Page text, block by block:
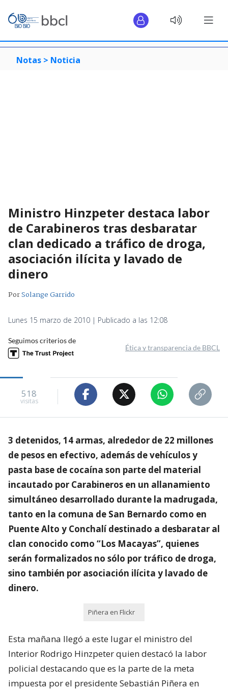
Notas > Noticia
Ministro Hinzpeter destaca labor
de Carabineros tras desbaratar
clan dedicado a tráfico de droga,
asociación ilícita y lavado de
dinero
PorSolange Garrido
Lunes 15 marzo de 2010 | Publicado a las 12:08
Seguimos criterios de
Ética y transparencia de BBCL
518
visitas
3 detenidos, 14 armas, alrededor de 22 millones
de pesos en efectivo, además de vehículos y
pasta base de cocaína son parte del material
incautado por Carabineros en un allanamiento
simultáneo desarrollado durante la madrugada,
tanto en la comuna de San Bernardo como en
Puente Alto y Conchalí destinado a desbaratar al
clan conocido como “Los Macayas”, quienes
serán formalizados no sólo por tráfico de droga,
sino también por asociación ilícita y lavado de
dinero.
Piñera en Flickr
Esta mañana llegó a este lugar el ministro del
Interior Rodrigo Hinzpeter quien destacó la labor
policial destacando que es la parte de la meta
impuesta por el presidente Sebastián Piñera en